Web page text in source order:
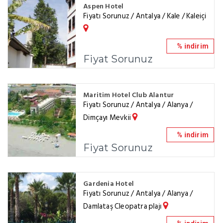
Aspen Hotel
Fiyatı Sorunuz / Antalya / Kale / Kaleiçi
Fiyat Sorunuz
% indirim
Maritim Hotel Club Alantur
Fiyatı Sorunuz / Antalya / Alanya /
Dimçayı Mevkii
Fiyat Sorunuz
% indirim
Gardenia Hotel
Fiyatı Sorunuz / Antalya / Alanya /
Damlataş Cleopatra plajı